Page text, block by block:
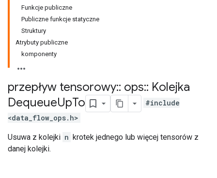
Funkcje publiczne
Publiczne funkcje statyczne
Struktury
Atrybuty publiczne
komponenty
przepływ tensorowy:: ops:: Kolejka
DequeueUpTo
#include
<data_flow_ops.h>
Usuwa z kolejki n krotek jednego lub więcej tensorów z
danej kolejki.